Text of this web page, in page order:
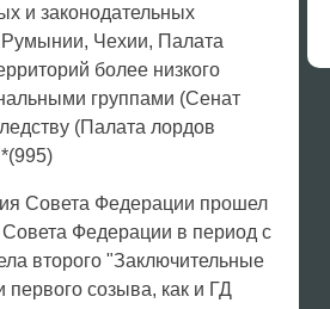
и законодательных
Чехии, Палата
более низкого
группами (Сенат
(Палата лордов
Совета Федерации прошел
Федерации в период с
второго "Заключительные
созыва, как и ГД